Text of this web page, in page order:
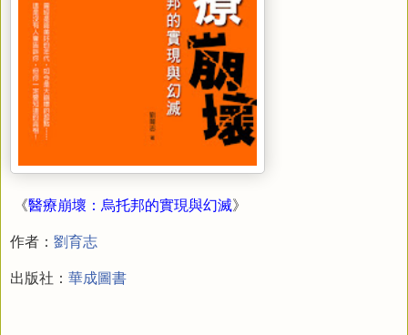
《醫療崩壞：烏托邦的實現與幻滅》
作者： 劉育志
出版社： 華成圖書